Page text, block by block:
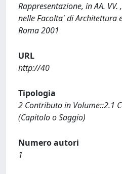
Rappresentazione, in AA.
nelle Facolta' di Architettura
Roma 2001
URL
http://40
Tipologia
2 Contributo in Volume::2.1
(Capitolo o Saggio)
Numero autori
1